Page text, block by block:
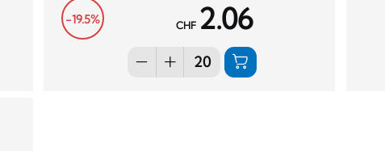
-19.5% CHF 2.06